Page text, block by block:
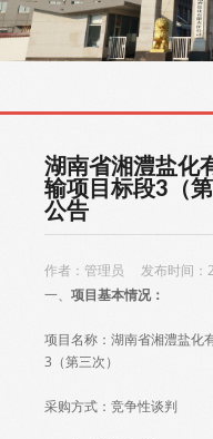
湖南省湘澧盐化
输项目标段3（
公告
作者：管理员 发布时间：
一、 项目基本情况：
项目名称：湖南省湘澧盐化
3（第三次）
采购方式：竞争性谈判